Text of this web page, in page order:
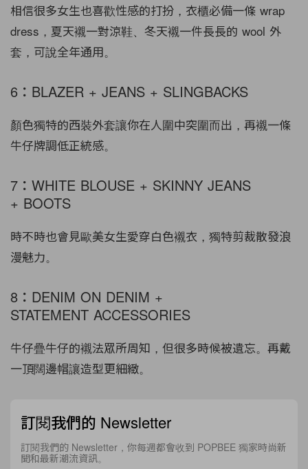
相信很多女生也喜歡性感的打扮，衣櫃必備一條 wrap
dress，夏天襯一對涼鞋、冬天襯一件長長的 wool 外
套，可說全年通用。
6：BLAZER + JEANS + SLINGBACKS
顏色獨特的西裝外套讓你在人圍中突圍而出，再襯一條
牛仔牌調低正統感。
7：WHITE BLOUSE + SKINNY JEANS
+ BOOTS
時不時也會見歐美女生愛穿白色襯衣，獨特剪裁散發浪
漫魅力。
8：DENIM ON DENIM +
STATEMENT ACCESSORIES
牛仔疊牛仔的襯法眾所周知，但很多時候被遺忘。再戴
一頂闊邊帽讓造型更細緻。
訂閱我們的 Newsletter
訂閱我們的 Newsletter，你每週都會收到 POPBEE 獨家時尚新
聞和最新潮流資訊。